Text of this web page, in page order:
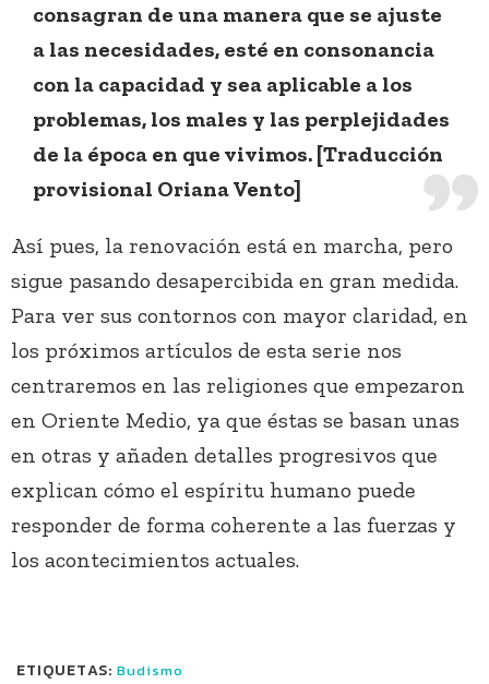
consagran de una manera que se ajuste
a las necesidades, esté en consonancia
con la capacidad y sea aplicable a los
problemas, los males y las perplejidades
de la época en que vivimos. [Traducción
provisional Oriana Vento]
Así pues, la renovación está en marcha, pero
sigue pasando desapercibida en gran medida.
Para ver sus contornos con mayor claridad, en
los próximos artículos de esta serie nos
centraremos en las religiones que empezaron
en Oriente Medio, ya que éstas se basan unas
en otras y añaden detalles progresivos que
explican cómo el espíritu humano puede
responder de forma coherente a las fuerzas y
los acontecimientos actuales.
ETIQUETAS: Budismo